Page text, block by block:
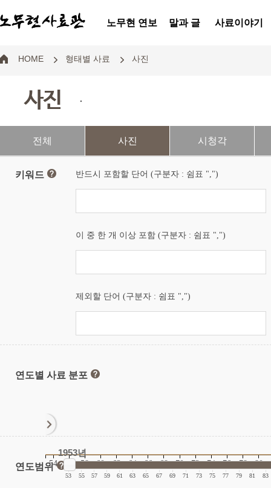
노무현 연보 말과 글 사료이야기
HOME 형태별 사료 사진
사진 .
전체 사진 시청각
키워드 반드시 포함할 단어 (구분자 : 쉼표 ",")
이 중 한 개 이상 포함 (구분자 : 쉼표 ",")
제외할 단어 (구분자 : 쉼표 ",")
연도별 사료 분포
54 58 60 62 64 66 68 70 72 74 76 78 80
연도범위
1953년
|
53 55 57 59 61 63 65 67 69 71 73 75 77 79 81 83